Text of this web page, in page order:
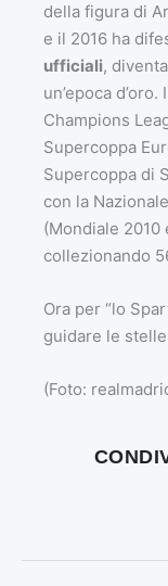
della figura di
e il 2016 ha
ufficiali,
un’epoca
Champions
Supercoppa
Supercoppa di
con la
(Mondiale 2010
collezionando
Ora per “lo
guidare le
(Foto: